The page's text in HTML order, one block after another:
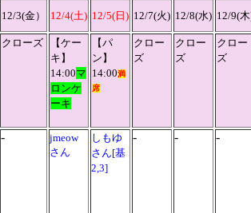
12/3(金） 12/4(土) 12/5(日) 12/7(火) 12/8(水) 12/9(
クローズ
【ケー
キ】
14:00マ
ロンケ
ーキ
【パ
ン】
14:00満
席
クロー
ズ
クロー
ズ
クロー
ズ
-
jmeow
さん
しもゆ
さん[基
2,3]
- - -